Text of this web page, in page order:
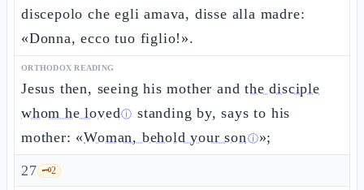
discepolo che egli amava, disse alla madre:
«Donna, ecco tuo figlio!».
ORTHODOX READING
Jesus then, seeing his mother andthe disciple
whom he lovedⓘ standing by, says to his
mother: «Woman, behold your sonⓘ»;
27 🗝️2